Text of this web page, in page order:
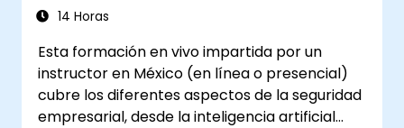
14 Horas
Esta formación en vivo impartida por un
instructor en México (en línea o presencial)
cubre los diferentes aspectos de la seguridad
empresarial, desde la inteligencia artificial